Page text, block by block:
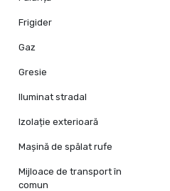
Frigider
Gaz
Gresie
Iluminat stradal
Izolație exterioară
Mașină de spălat rufe
Mijloace de transport în
comun